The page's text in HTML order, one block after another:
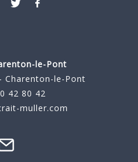
le-Pont
Charenton-le-Pont
42 80 42
muller.com